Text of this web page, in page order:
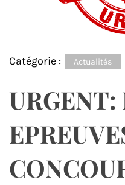
Catégorie : Actualités